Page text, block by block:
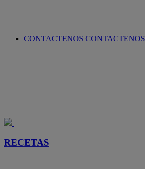
CONTACTENOS CONTACTENOS
RECETAS